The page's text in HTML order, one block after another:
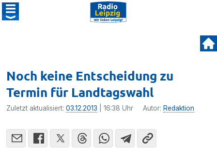
Noch keine Entscheidung zu
Termin für Landtagswahl
Zuletzt aktualisiert:03.12.2013 | 16:38 Uhr Autor: Redaktion